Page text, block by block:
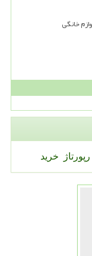
خانگی
رپورتاژ خرید